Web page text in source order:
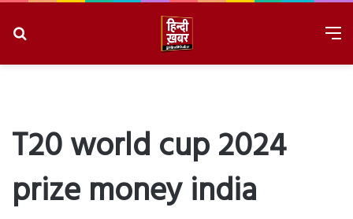
T20 world cup 2024
prize money india